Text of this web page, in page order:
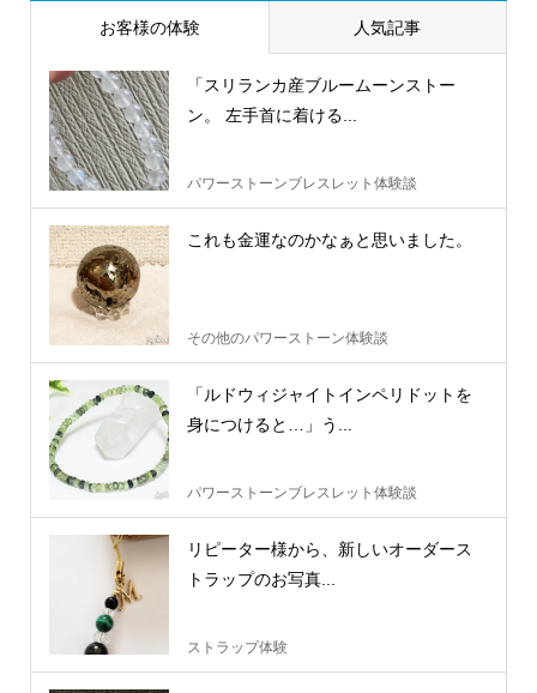
お客様の体験 人気記事
「スリランカ産ブルームーンストー
ン。 左手首に着ける...
パワーストーンブレスレット体験談
これも金運なのかなぁと思いました。
その他のパワーストーン体験談
「ルドウィジャイトインペリドットを
身につけると…」う...
パワーストーンブレスレット体験談
リピーター様から、新しいオーダース
トラップのお写真...
ストラップ体験